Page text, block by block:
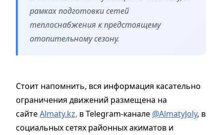
рамках подготовки сетей
теплоснабжения к предстоящему
отопительному сезону.
Стоит напомнить, вся информация касательно
ограничения движений размещена на
сайтеAlmaty.kz, в Telegram-канале @AlmatyJoly, в
социальных сетях районных акиматов и